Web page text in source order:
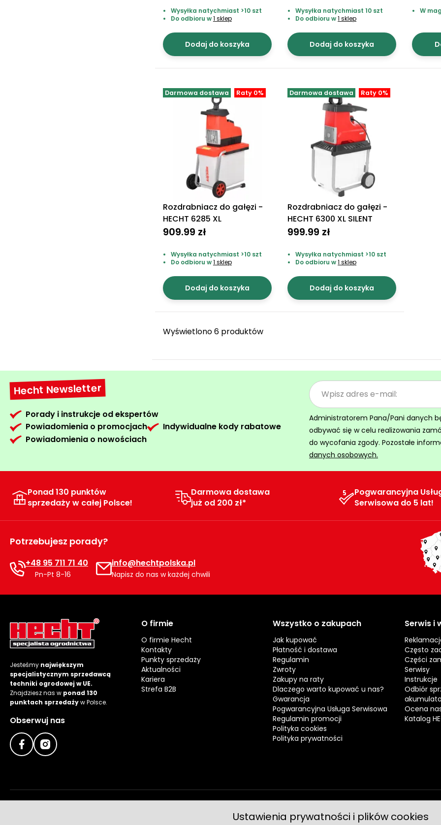
Wysyłka natychmiast >10 szt
Do odbioru w1 sklep
Dodaj do koszyka
Wysyłka natychmiast 10 szt
Do odbioru w1 sklep
Dodaj do koszyka
W
Darmowa dostawa Raty 0%
Rozdrabniacz do gałęzi -
HECHT 6285 XL
909.99 zł
Wysyłka natychmiast >10 szt
Do odbioru w1 sklep
Dodaj do koszyka
Darmowa dostawa Raty 0%
Rozdrabniacz do gałęzi -
HECHT 6300 XL SILENT
999.99 zł
Wysyłka natychmiast >10 szt
Do odbioru w1 sklep
Dodaj do koszyka
Wyświetlono 6 produktów
Hecht Newsletter
Porady i instrukcje od ekspertów
Powiadomienia o promocjach
Indywidualne kody rabatowe
Powiadomienia o nowościach
Administratorem Pana/Pani danych
odbywać się w celu realizowania
do wycofania zgody. Pozostałe
danych osobowych.
Ponad 130 punktów
sprzedaży w całej Polsce!
Darmowa dostawa
już od 200 zł*
Pogwarancyjna
Serwisowa do 5 lat!
Potrzebujesz porady?
+48 95 711 71 40
Pn-Pt 8-16
info@hechtpolska.pl
Napisz do nas w każdej chwili
Jesteśmy największym
specjalistycznym sprzedawcą
techniki ogrodowej w UE.
Znajdziesz nas w ponad 130
punktach sprzedażyw Polsce.
Obserwuj nas
O firmie
O firmie Hecht
Kontakty
Punkty sprzedaży
Aktualności
Kariera
Strefa B2B
Wszystko o zakupach
Jak kupować
Płatność i dostawa
Regulamin
Zwroty
Zakupy na raty
Dlaczego warto kupować u nas?
Gwarancja
Pogwarancyjna Usługa Serwisowa
Regulamin promocji
Polityka cookies
Polityka prywatności
Serwis i
Często
Części
Serwisy
Instrukcje
Odbiór
Ocena
Katalog
Metody
Ustawienia prywatności i plików cookies